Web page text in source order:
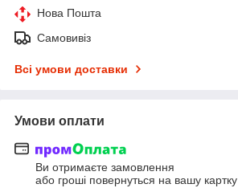
Нова Пошта
Самовивіз
Всі умови доставки
Умови оплати
Ви отримаєте замовлення
або гроші повернуться на вашу картку